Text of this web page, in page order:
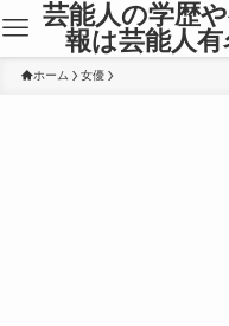
芸能人の学歴
報は芸能人
ホーム 女優